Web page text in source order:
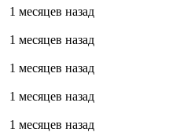
1 месяцев назад
1 месяцев назад
1 месяцев назад
1 месяцев назад
1 месяцев назад